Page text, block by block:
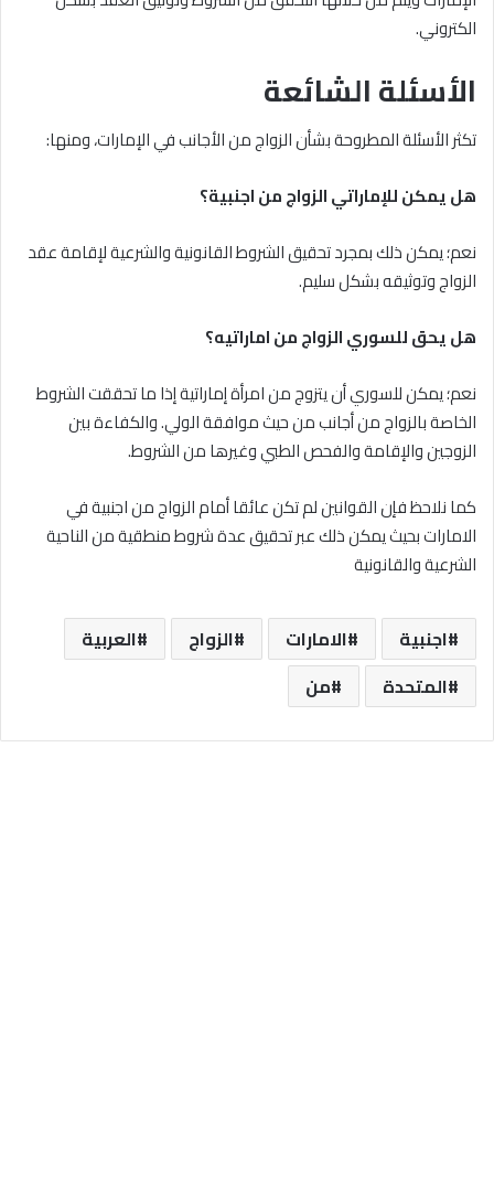
الكتروني.
الأسئلة الشائعة
تكثر الأسئلة المطروحة بشأن الزواج من الأجانب في الإمارات، ومنها:
هل يمكن للإماراتي الزواج من اجنبية؟
نعم؛ يمكن ذلك بمجرد تحقيق الشروط القانونية والشرعية لإقامة عقد
الزواج وتوثيقه بشكل سليم.
هل يحق للسوري الزواج من اماراتيه؟
نعم؛ يمكن للسوري أن يتزوج من امرأة إماراتية إذا ما تحققت الشروط
الخاصة بالزواج من أجانب من حيث موافقة الولي. والكفاءة بين
الزوجين والإقامة والفحص الطبي وغيرها من الشروط.
كما نلاحظ فإن القوانين لم تكن عائقا أمام الزواج من اجنبية في
الامارات بحيث يمكن ذلك عبر تحقيق عدة شروط منطقية من الناحية
الشرعية والقانونية
اجنبية الامارات الزواج
العربية
المتحدة
من